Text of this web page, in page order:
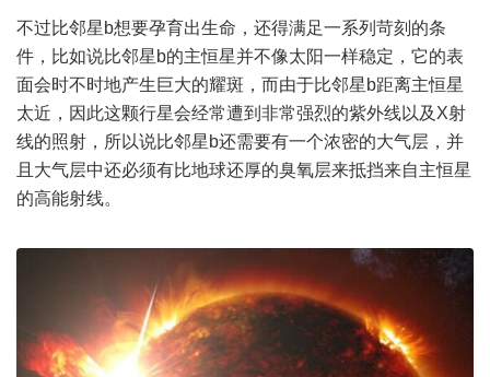
不过比邻星b想要孕育出生命，还得满足一系列苛刻的条
件，比如说比邻星b的主恒星并不像太阳一样稳定，它的表
面会时不时地产生巨大的耀斑，而由于比邻星b距离主恒星
太近，因此这颗行星会经常遭到非常强烈的紫外线以及X射
线的照射，所以说比邻星b还需要有一个浓密的大气层，并
且大气层中还必须有比地球还厚的臭氧层来抵挡来自主恒星
的高能射线。